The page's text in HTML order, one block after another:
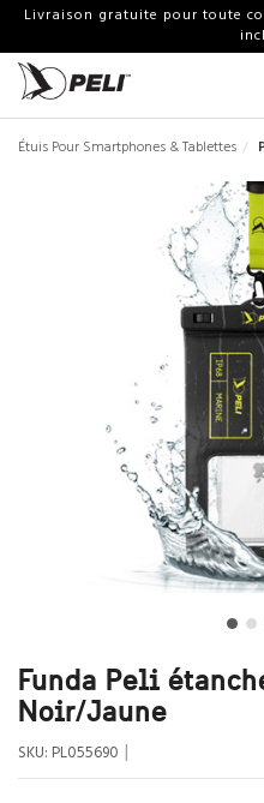
Livraison gratuite pour toute
Étuis Pour Smartphones & Tablettes
Funda Peli
Noir/Jaune
SKU: PL055690 |